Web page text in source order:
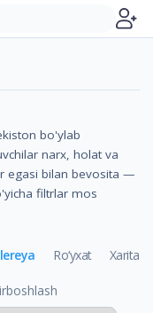
bo'ylab
narx, holat va
egasi bilan bevosita —
filtrlar mos
Ro‘yxat Xarita